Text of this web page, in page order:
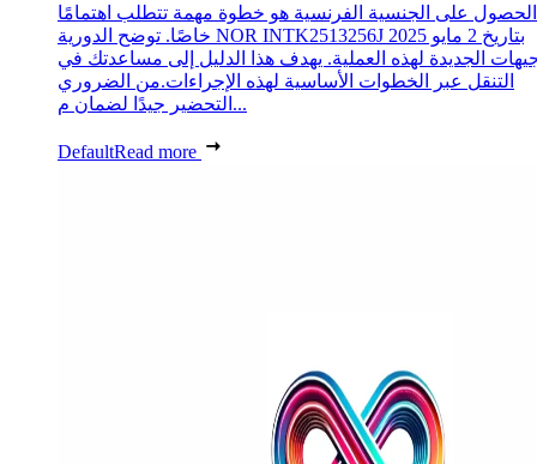
الحصول على الجنسية الفرنسية هو خطوة مهمة تتطلب اهتمامًا
خاصًا. توضح الدورية NOR INTK2513256J بتاريخ 2 مايو 2025
الجديدة لهذه العملية. يهدف هذا الدليل إلى مساعدتك في
التنقل عبر الخطوات الأساسية لهذه الإجراءات.من الضروري
التحضير جيدًا لضمان م...
DefaultRead more